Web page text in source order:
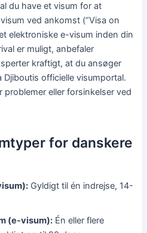
du have et visum for at
ved ankomst (“Visa on
elektroniske e-visum inden din
er muligt, anbefaler
kraftigt, at du ansøger
officielle visumportal.
problemer eller forsinkelser ved
for danskere
Gyldigt til én indrejse, 14-
(e-visum): Én eller flere